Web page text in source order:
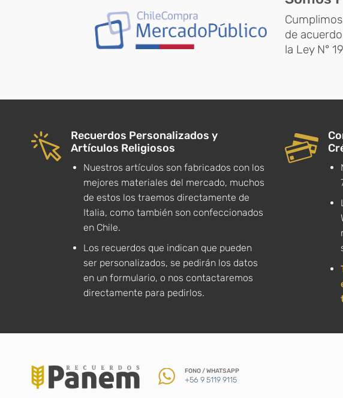
de
la Ley N°
Recuerdos Personalizados y
Artículos Religiosos
Nuestros artículos son fabricados con los
mejores materiales del mercado, muchos
de estos los traemos directamente de
Italia, como también son confeccionados
en Chile.
Los recuerdos que indican que pueden
ser personalizados, se pedirán los datos
en un formulario, o nos contactaremos
directamente para pedirlos.
FONO / WHATSAPP
+56 9 5119 9115